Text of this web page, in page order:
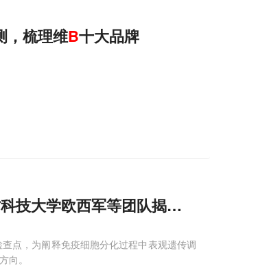
，梳理维B十大品牌
大学欧西军等团队揭示hnRNP A1/A2
点，为阐释免疫细胞分化过程中表观遗传调
向。